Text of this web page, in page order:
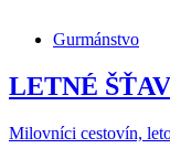
Gurmánstvo
LETNÉ
Milovníci cestovín,